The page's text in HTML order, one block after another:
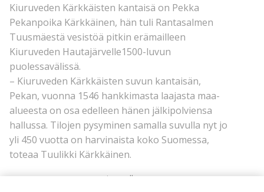
Kiuruveden Kärkkäisten kantaisä on Pekka
Pekanpoika Kärkkäinen, hän tuli Rantasalmen
Tuusmäestä vesistöä pitkin erämailleen
Kiuruveden Hautajärvelle1500-luvun
puolessavälissä.
– Kiuruveden Kärkkäisten suvun kantaisän,
Pekan, vuonna 1546 hankkimasta laajasta maa-
alueesta on osa edelleen hänen jälkipolviensa
hallussa. Tilojen pysyminen samalla suvulla nyt jo
yli 450 vuotta on harvinaista koko Suomessa,
toteaa Tuulikki Kärkkäinen.
mainos alkaa